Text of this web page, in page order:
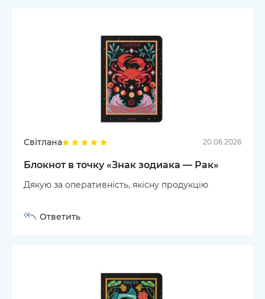
Світлана 20.06.2026
Блокнот в точку «Знак зодиака — Рак»
Дякую за оперативність, якісну продукцію
Ответить